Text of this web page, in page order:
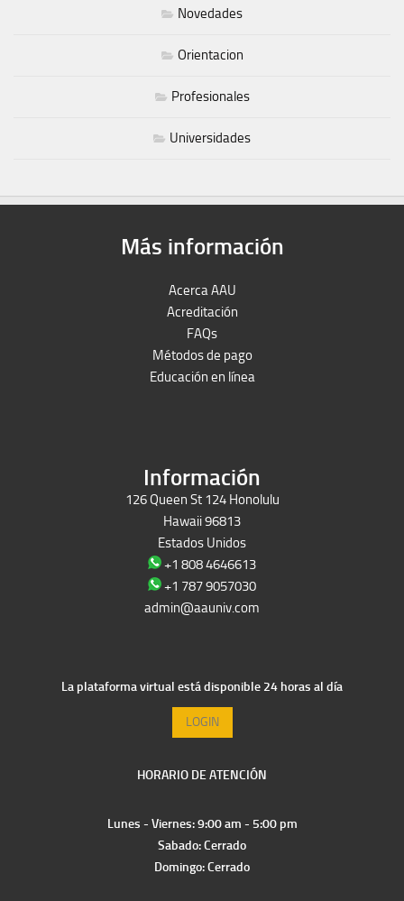
Novedades
Orientacion
Profesionales
Universidades
Más información
Acerca AAU
Acreditación
FAQs
Métodos de pago
Educación en línea
Información
126 Queen St 124 Honolulu
Hawaii 96813
Estados Unidos
+1 808 4646613
+1 787 9057030
admin@aauniv.com
La plataforma virtual está disponible 24 horas al día
LOGIN
HORARIO DE ATENCIÓN
Lunes - Viernes: 9:00 am - 5:00 pm
Sabado: Cerrado
Domingo: Cerrado